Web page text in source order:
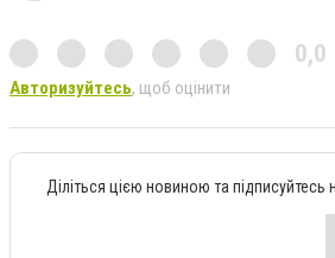
0,0
Авторизуйтесь, щоб оцінити
Діліться цією новиною та підписуйтесь